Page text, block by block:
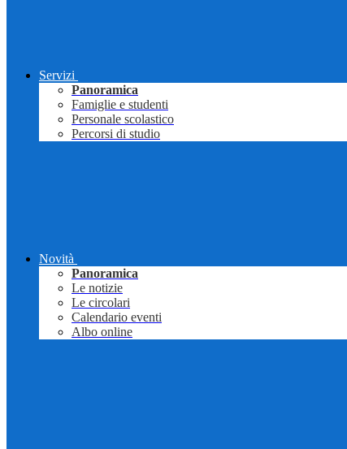
Servizi
Panoramica
Famiglie e studenti
Personale scolastico
Percorsi di studio
Novità
Panoramica
Le notizie
Le circolari
Calendario eventi
Albo online